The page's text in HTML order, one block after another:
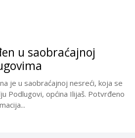
u saobraćajnoj
je u saobraćajnoj nesreći, koja se
Podlugovi, općina Ilijaš. Potvrđeno